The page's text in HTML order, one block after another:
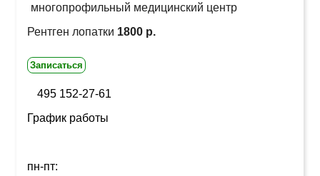
многопрофильный медицинский центр
Рентген лопатки 1800 р.
Записаться
495 152-27-61
График работы
пн-пт: